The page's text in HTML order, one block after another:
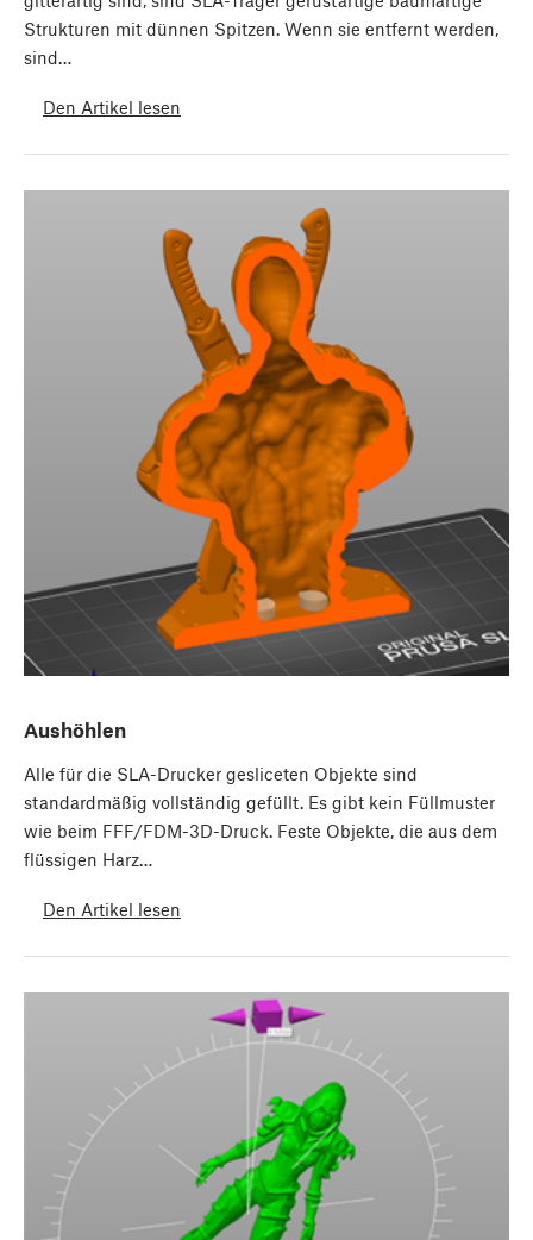
Strukturen mit dünnen Spitzen. Wenn sie entfernt werden,
sind…
Den Artikel lesen
Aushöhlen
Alle für die SLA-Drucker gesliceten Objekte sind
standardmäßig vollständig gefüllt. Es gibt kein Füllmuster
wie beim FFF/FDM-3D-Druck. Feste Objekte, die aus dem
flüssigen Harz…
Den Artikel lesen